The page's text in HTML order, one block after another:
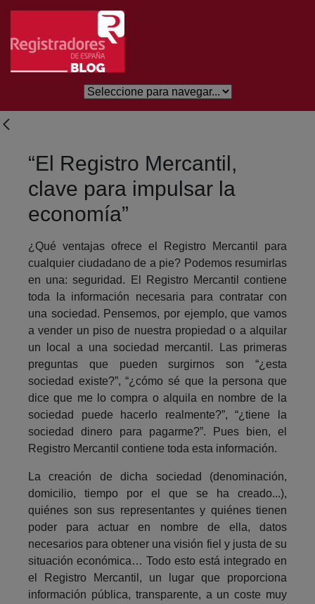
Salta al contingut principal
“El Registro Mercantil,
clave para impulsar la
economía”
¿Qué ventajas ofrece el Registro Mercantil para
cualquier ciudadano de a pie? Podemos resumirlas
en una: seguridad. El Registro Mercantil contiene
toda la información necesaria para contratar con
una sociedad. Pensemos, por ejemplo, que vamos
a vender un piso de nuestra propiedad o a alquilar
un local a una sociedad mercantil. Las primeras
preguntas que pueden surgirnos son “¿esta
sociedad existe?”, “¿cómo sé que la persona que
dice que me lo compra o alquila en nombre de la
sociedad puede hacerlo realmente?”, “¿tiene la
sociedad dinero para pagarme?”. Pues bien, el
Registro Mercantil contiene toda esta información.
La creación de dicha sociedad (denominación,
domicilio, tiempo por el que se ha creado...),
quiénes son sus representantes y quiénes tienen
poder para actuar en nombre de ella, datos
necesarios para obtener una visión fiel y justa de su
situación económica… Todo esto está integrado en
el Registro Mercantil, un lugar que proporciona
información pública, transparente, a un coste muy